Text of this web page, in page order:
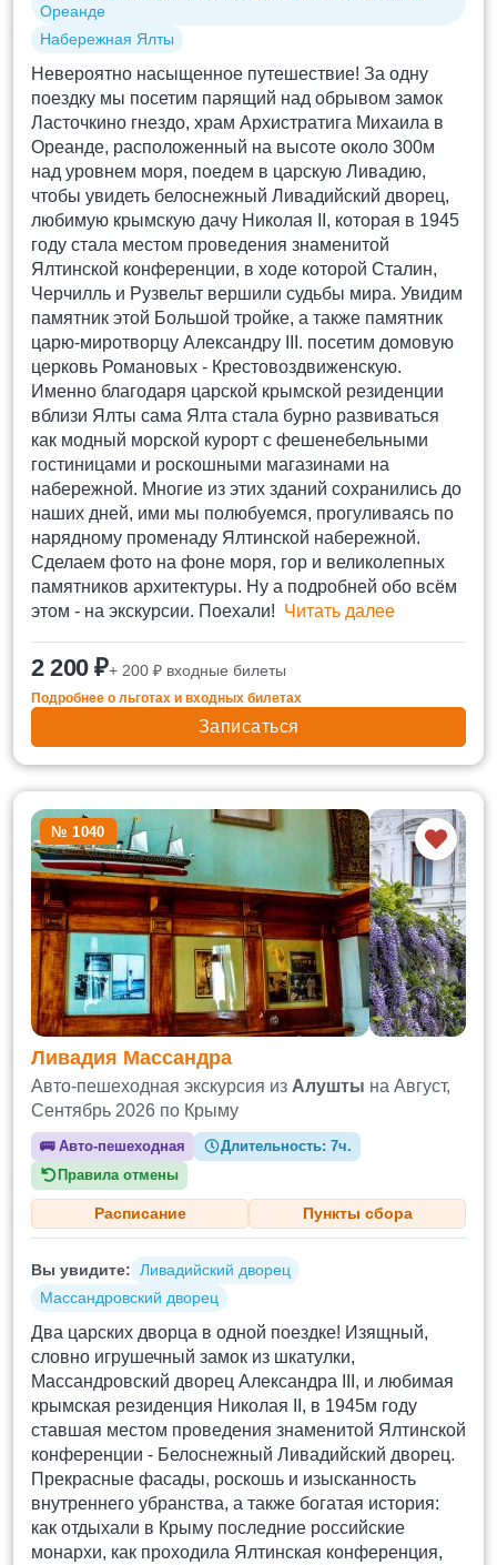
Ореанде
Набережная Ялты
Невероятно насыщенное путешествие! За одну
поездку мы посетим парящий над обрывом замок
Ласточкино гнездо, храм Архистратига Михаила в
Ореанде, расположенный на высоте около 300м
над уровнем моря, поедем в царскую Ливадию,
чтобы увидеть белоснежный Ливадийский дворец,
любимую крымскую дачу Николая II, которая в 1945
году стала местом проведения знаменитой
Ялтинской конференции, в ходе которой Сталин,
Черчилль и Рузвельт вершили судьбы мира. Увидим
памятник этой Большой тройке, а также памятник
царю-миротворцу Александру III. посетим домовую
церковь Романовых - Крестовоздвиженскую.
Именно благодаря царской крымской резиденции
вблизи Ялты сама Ялта стала бурно развиваться
как модный морской курорт с фешенебельными
гостиницами и роскошными магазинами на
набережной. Многие из этих зданий сохранились до
наших дней, ими мы полюбуемся, прогуливаясь по
нарядному променаду Ялтинской набережной.
Сделаем фото на фоне моря, гор и великолепных
памятников архитектуры. Ну а подробней обо всём
этом - на экскурсии. Поехали! Читать далее
2 200 ₽+ 200 ₽ входные билеты
Подробнее о льготах и входных билетах
Записаться
№ 1040
Ливадия Массандра
Авто-пешеходная экскурсия из Алушты на Август,
Сентябрь 2026 по Крыму
🚌Авто-пешеходная Длительность:7ч.
Правила отмены
Расписание Пункты сбора
Вы увидите:
Ливадийский дворец
Массандровский дворец
Два царских дворца в одной поездке! Изящный,
словно игрушечный замок из шкатулки,
Массандровский дворец Александра III, и любимая
крымская резиденция Николая II, в 1945м году
ставшая местом проведения знаменитой Ялтинской
конференции - Белоснежный Ливадийский дворец.
Прекрасные фасады, роскошь и изысканность
внутреннего убранства, а также богатая история:
как отдыхали в Крыму последние российские
монархи, как проходила Ялтинская конференция,